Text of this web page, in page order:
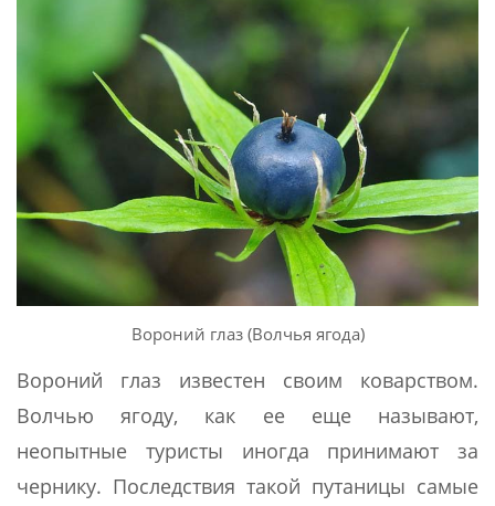
Вороний глаз (Волчья ягода)
Вороний глаз известен своим коварством.
Волчью ягоду, как ее еще называют,
неопытные туристы иногда принимают за
чернику. Последствия такой путаницы самые